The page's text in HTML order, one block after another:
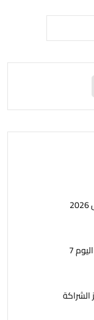
الدينار الكويتي بـ 162.32 جنيهًا.. أسعار العملات اليوم 7